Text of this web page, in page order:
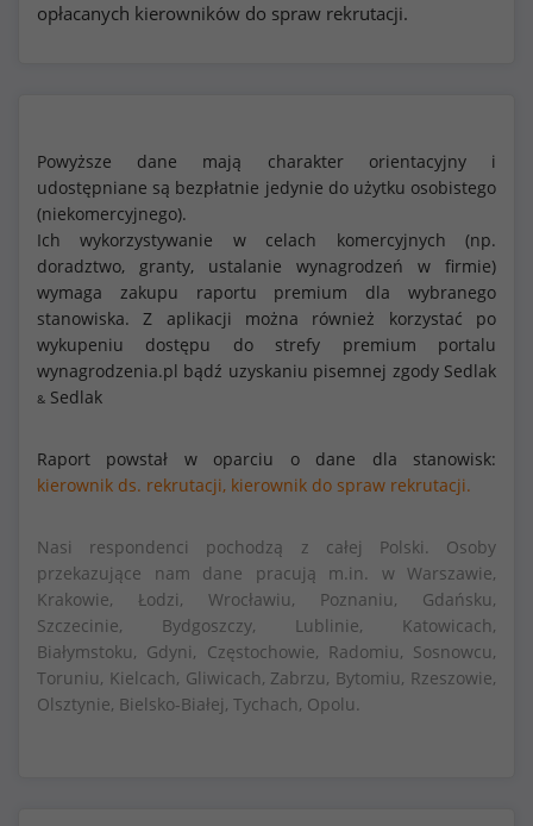
opłacanych kierowników do spraw rekrutacji.
Powyższe dane mają charakter orientacyjny i
udostępniane są bezpłatnie jedynie do użytku osobistego
(niekomercyjnego).
Ich wykorzystywanie w celach komercyjnych (np.
doradztwo, granty, ustalanie wynagrodzeń w firmie)
wymaga zakupu raportu premium dla wybranego
stanowiska. Z aplikacji można również korzystać po
wykupeniu dostępu do strefy premium portalu
wynagrodzenia.pl bądź uzyskaniu pisemnej zgody Sedlak
& Sedlak
Raport powstał w oparciu o dane dla stanowisk:
kierownik ds. rekrutacji, kierownik do spraw rekrutacji.
Nasi respondenci pochodzą z całej Polski. Osoby
przekazujące nam dane pracują m.in. w Warszawie,
Krakowie, Łodzi, Wrocławiu, Poznaniu, Gdańsku,
Szczecinie, Bydgoszczy, Lublinie, Katowicach,
Białymstoku, Gdyni, Częstochowie, Radomiu, Sosnowcu,
Toruniu, Kielcach, Gliwicach, Zabrzu, Bytomiu, Rzeszowie,
Olsztynie, Bielsko-Białej, Tychach, Opolu.